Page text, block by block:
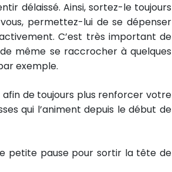
délaissé. Ainsi, sortez-le toujours
permettez-lui de se dépenser
C’est très important de
même se raccrocher à quelques
exemple.
de toujours plus renforcer votre
qui l’animent depuis le début de
petite pause pour sortir la tête de